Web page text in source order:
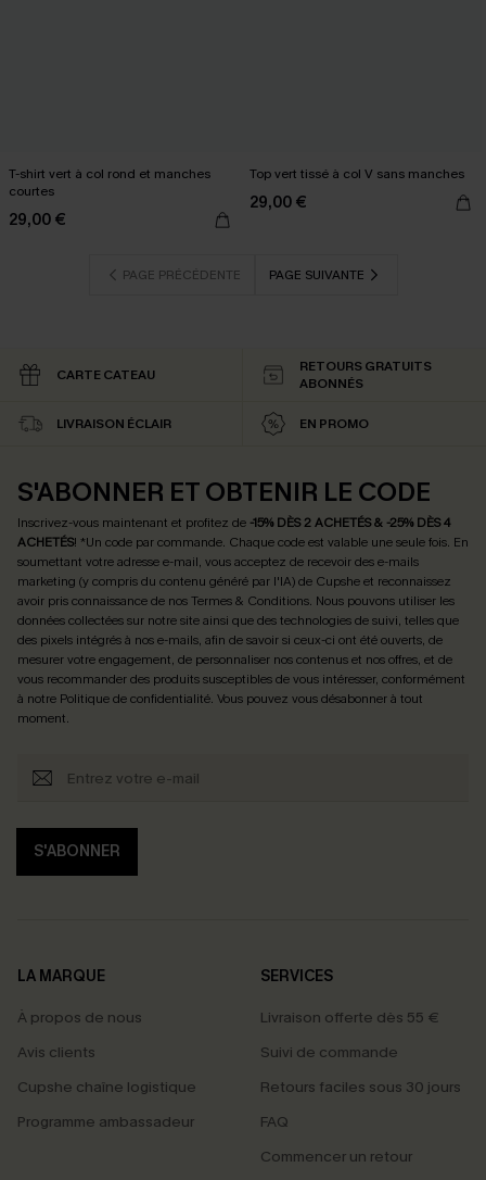
T-shirt vert à col rond et manches
courtes
29,00 €
Top vert tissé à col V sans manches
29,00 €
PAGE PRÉCÉDENTE PAGE SUIVANTE
CARTE CATEAU
RETOURS GRATUITS
ABONNÉS
LIVRAISON ÉCLAIR EN PROMO
S'ABONNER ET OBTENIR LE CODE
Inscrivez-vous maintenant et profitez de -15% DÈS 2 ACHETÉS & -25% DÈS 4
ACHETÉS! *Un code par commande. Chaque code est valable une seule fois. En
soumettant votre adresse e-mail, vous acceptez de recevoir des e-mails
marketing (y compris du contenu généré par l'IA) de Cupshe et reconnaissez
avoir pris connaissance de nosTermes & Conditions. Nous pouvons utiliser les
données collectées sur notre site ainsi que des technologies de suivi, telles que
des pixels intégrés à nos e-mails, afin de savoir si ceux-ci ont été ouverts, de
mesurer votre engagement, de personnaliser nos contenus et nos offres, et de
vous recommander des produits susceptibles de vous intéresser, conformément
à notre Politique de confidentialité. Vous pouvez vous désabonner à tout
moment.
S'ABONNER
LA MARQUE
À propos de nous
Avis clients
Cupshe chaîne logistique
Programme ambassadeur
SERVICES
Livraison offerte dès 55 €
Suivi de commande
Retours faciles sous 30 jours
FAQ
Commencer un retour